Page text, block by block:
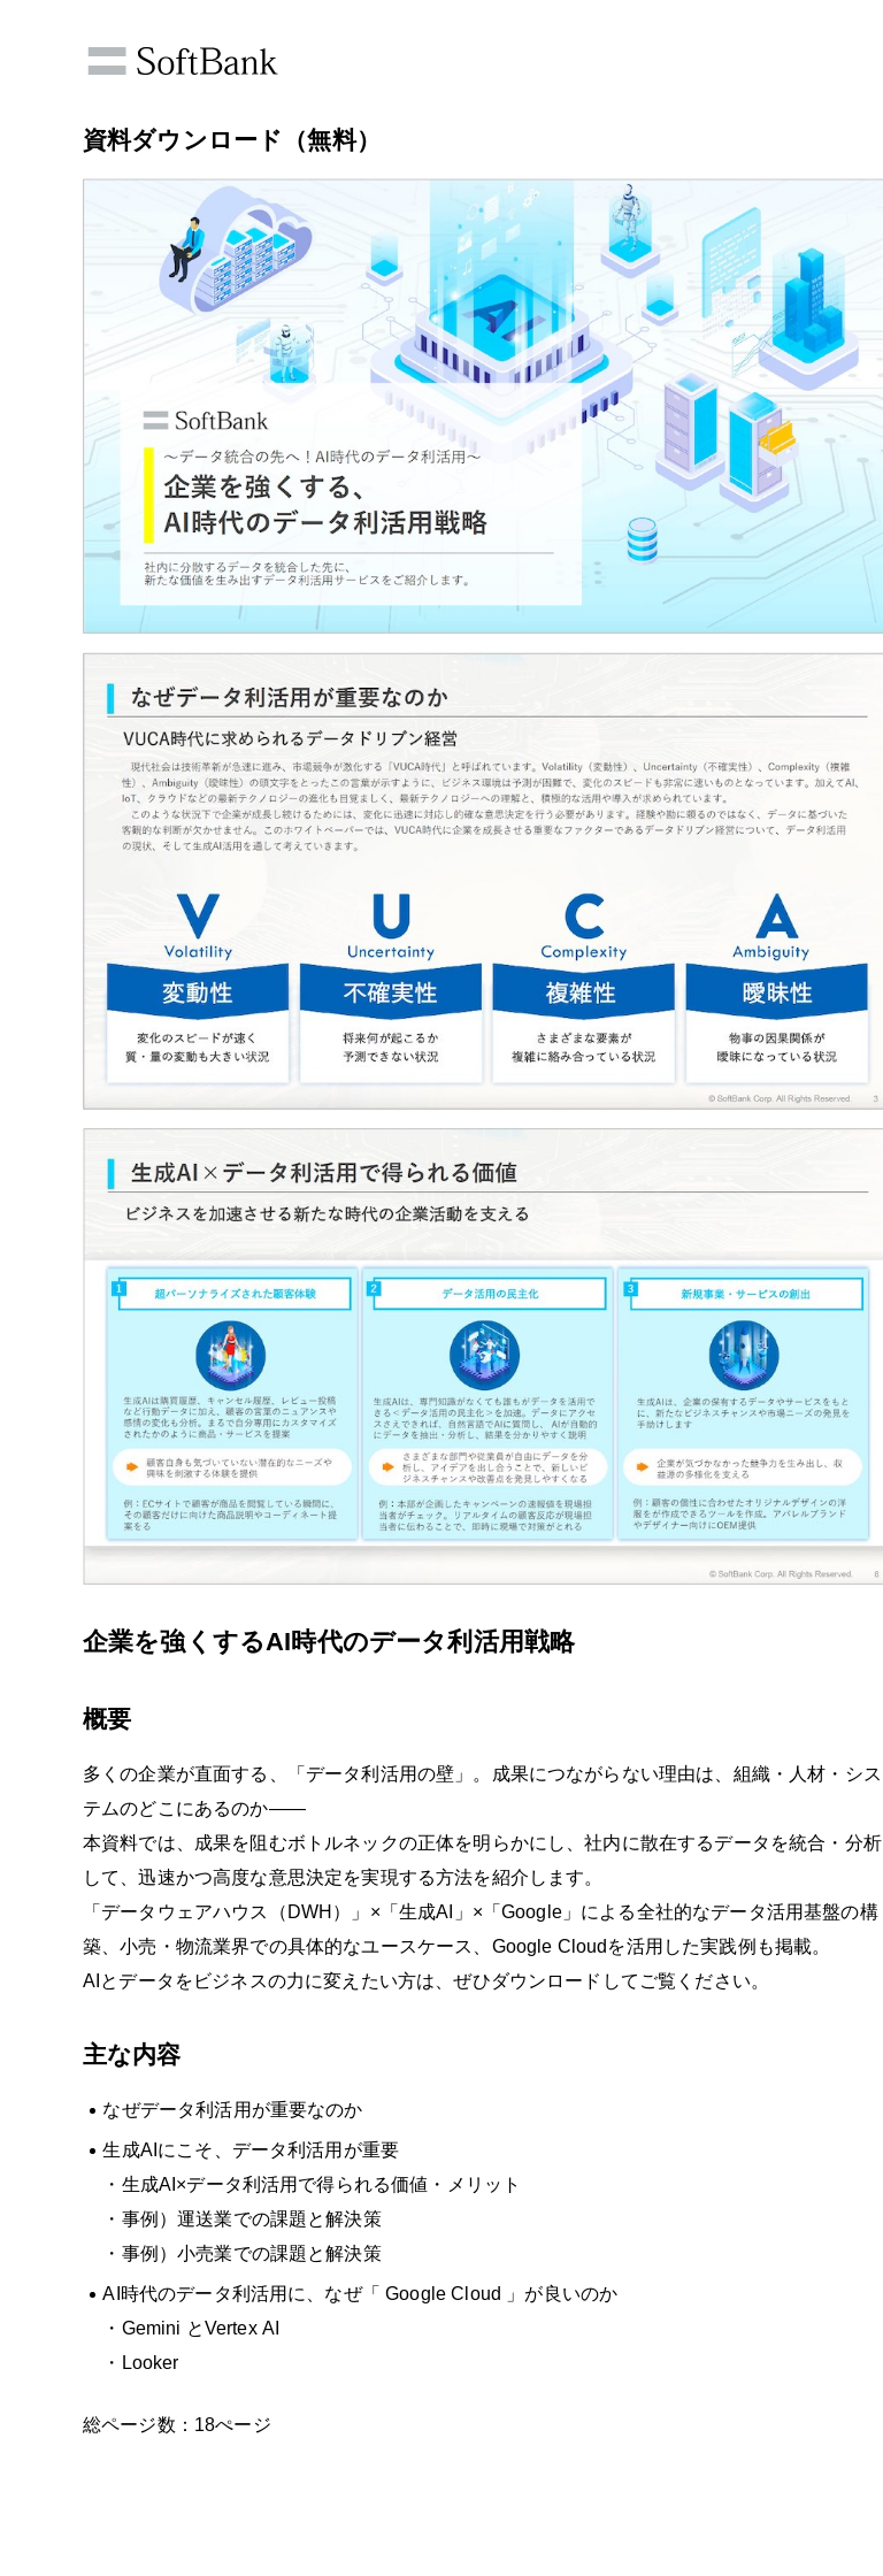
資料ダウンロード（無料）
企業を強くするAI時代のデータ利活用戦略
概要
多くの企業が直面する、「データ利活用の壁」。成果につながらない理由は、組織・人材・シス
テムのどこにあるのか——
本資料では、成果を阻むボトルネックの正体を明らかにし、社内に散在するデータを統合・分析
して、迅速かつ高度な意思決定を実現する方法を紹介します。
「データウェアハウス（DWH）」×「生成AI」×「Google」による全社的なデータ活用基盤の構
築、小売・物流業界での具体的なユースケース、Google Cloudを活用した実践例も掲載。
AIとデータをビジネスの力に変えたい方は、ぜひダウンロードしてご覧ください。
主な内容
なぜデータ利活用が重要なのか
生成AIにこそ、データ利活用が重要
・生成AI×データ利活用で得られる価値​・メリット
・事例）運送業での課題と解決策
・事例）小売業での課題と解決策
AI時代のデータ利活用に、なぜ「 Google Cloud 」が良いのか​​
・Gemini とVertex AI
・Looker ​
総ページ数：18ぺージ